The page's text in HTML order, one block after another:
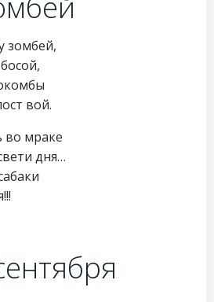
зомбей,
вой.
во мраке
дня…